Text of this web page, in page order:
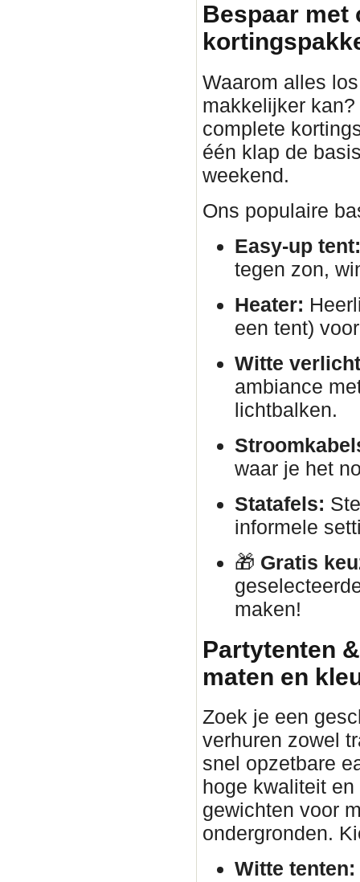
Bespaar met
Waarom alles
makkelijker
complete
één klap de
weekend.
Ons populaire
Easy-up tent:
tegen zon,
Heater:
een tent)
Witte
ambiance
lichtbalken.
waar je het
Statafels:
informele
🎁 Gratis
maken!
Partytenten
maten en
Zoek je een
verhuren zowel
snel opzetbare
hoge kwaliteit
gewichten voor
ondergronden.
Witte tenten: